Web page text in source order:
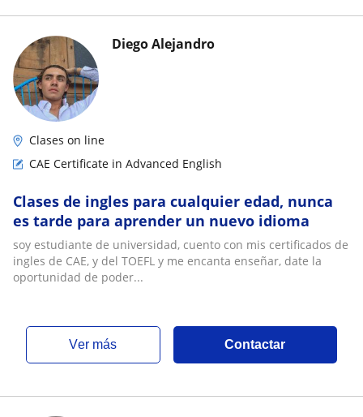
Diego Alejandro
Clases on line
CAE Certificate in Advanced English
Clases de ingles para cualquier edad, nunca
es tarde para aprender un nuevo idioma
soy estudiante de universidad, cuento con mis certificados de
ingles de CAE, y del TOEFL y me encanta enseñar, date la
oportunidad de poder...
ver más Contactar